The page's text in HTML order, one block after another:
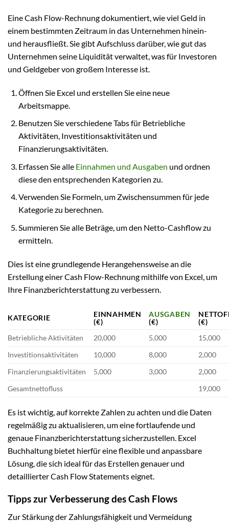
Eine Cash Flow-Rechnung dokumentiert, wie viel Geld in
einem bestimmten Zeitraum in das Unternehmen hinein-
und herausfließt. Sie gibt Aufschluss darüber, wie gut das
Unternehmen seine Liquidität verwaltet, was für Investoren
und Geldgeber von großem Interesse ist.
Öffnen Sie Excel und erstellen Sie eine neue
Arbeitsmappe.
Benutzen Sie verschiedene Tabs für Betriebliche
Aktivitäten, Investitionsaktivitäten und
Finanzierungsaktivitäten.
Erfassen Sie alle Einnahmen und Ausgaben und ordnen
diese den entsprechenden Kategorien zu.
Verwenden Sie Formeln, um Zwischensummen für jede
Kategorie zu berechnen.
Summieren Sie alle Beträge, um den Netto-Cashflow zu
ermitteln.
Dies ist eine grundlegende Herangehensweise an die
Erstellung einer Cash Flow-Rechnung mithilfe von Excel, um
Ihre Finanzberichterstattung zu verbessern.
KATEGORIE
EINNAHMEN
(€)
AUSGABEN
(€)
(€)
Betriebliche Aktivitäten
20,000 5,000
15,000
Investitionsaktivitäten
10,000 8,000
2,000
Finanzierungsaktivitäten
5,000 3,000
2,000
Gesamtnettofluss
19,000
Es ist wichtig, auf korrekte Zahlen zu achten und die Daten
regelmäßig zu aktualisieren, um eine fortlaufende und
genaue Finanzberichterstattung sicherzustellen. Excel
Buchhaltung bietet hierfür eine flexible und anpassbare
Lösung, die sich ideal für das Erstellen genauer und
detaillierter Cash Flow Statements eignet.
Tipps zur Verbesserung des Cash Flows
Zur Stärkung der Zahlungsfähigkeit und Vermeidung